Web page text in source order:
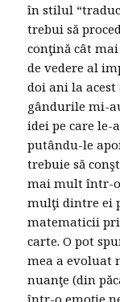
în stilul
trebui să
conţină cât
de vedere al
doi ani la
gândurile mi-
idei pe care
putându-le
trebuie să
mai mult într-o
mulţi dintre ei
matematicii
carte. O pot
mea a evoluat
nuanţe (din